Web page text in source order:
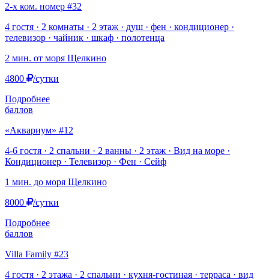
2-х ком. номер #32
4 гостя · 2 комнаты · 2 этаж · душ · фен · кондиционер ·
телевизор · чайник · шкаф · полотенца
2 мин. от моря Щелкино
4800
/сутки
Подробнее
баллов
«Аквариум» #12
4-6 гостя · 2 спальни · 2 ванны · 2 этаж · Вид на море ·
Кондиционер · Телевизор · Фен · Сейф
1 мин. до моря Щелкино
8000
/сутки
Подробнее
баллов
Villa Family #23
4 гостя · 2 этажа · 2 спальни · кухня-гостиная · терраса · вид